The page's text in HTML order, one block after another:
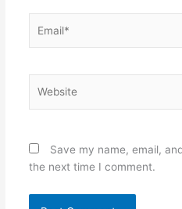
Save my name, email,
the next time I comment.